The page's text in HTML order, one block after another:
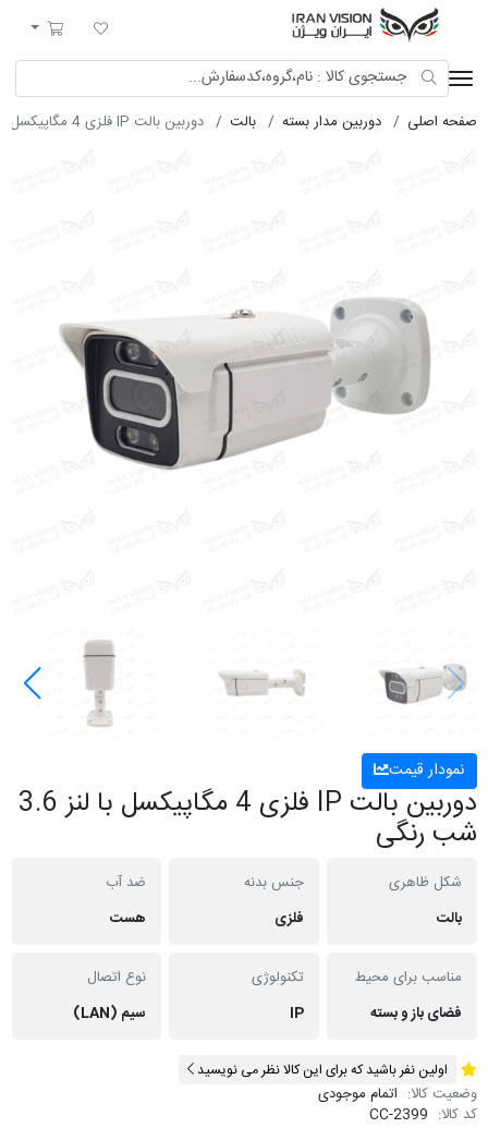
لیست مورد علاقه
سبد خرید
صفحه اصلی دوربین مدار بسته بالت دوربین بالت IP فلزی 4 مگاپیکسل با لنز 3.6 شب رنگی
نمودار قیمت
دوربین بالت IP فلزی 4 مگاپیکسل با لنز 3.6
شب رنگی
شکل ظاهری
بالت
جنس بدنه
فلزی
ضد آب
هست
مناسب برای محیط
فضای باز و بسته
تکنولوژی
IP
نوع اتصال
سیم (LAN)
اولین نفر باشید که برای این کالا نظر می نویسید
وضعیت کالا: اتمام موجودی
کد کالا: CC-2399